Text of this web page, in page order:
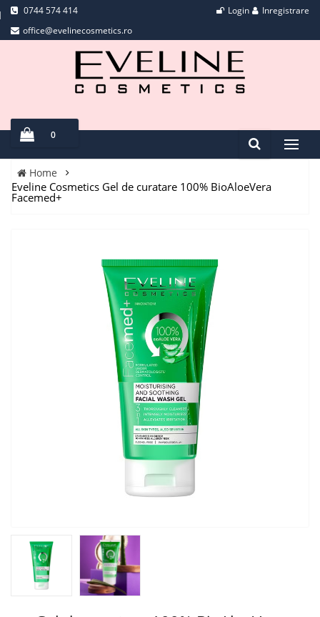
0744 574 414
office@evelinecosmetics.ro
Login Inregistrare
0
Home
Eveline Cosmetics Gel de curatare 100% BioAloeVera
Facemed+